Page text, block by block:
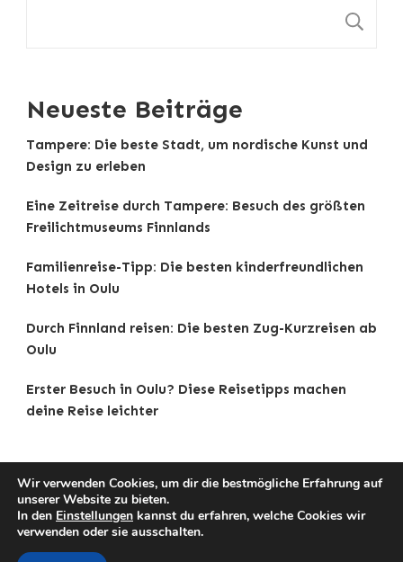
Neueste Beiträge
Tampere: Die beste Stadt, um nordische Kunst und
Design zu erleben
Eine Zeitreise durch Tampere: Besuch des größten
Freilichtmuseums Finnlands
Familienreise-Tipp: Die besten kinderfreundlichen
Hotels in Oulu
Durch Finnland reisen: Die besten Zug-Kurzreisen ab
Oulu
Erster Besuch in Oulu? Diese Reisetipps machen
deine Reise leichter
Copyright © 2025 Reisetipps . |
Datenschutz|Traveldeck | Developed By
Themes
Wir verwenden Cookies, um dir die bestmögliche Erfahrung auf
unserer Website zu bieten.
In den Einstellungen kannst du erfahren, welche Cookies wir
verwenden oder sie ausschalten.